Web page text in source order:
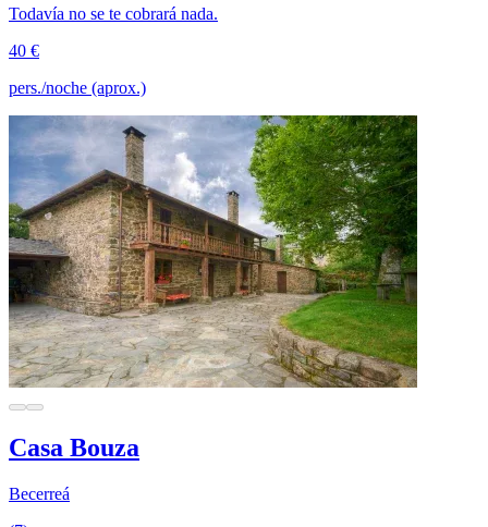
Todavía no se te cobrará nada.
40 €
pers./noche (aprox.)
Casa Bouza
Becerreá